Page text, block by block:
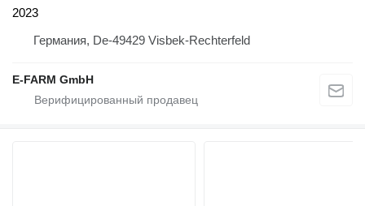
2023
Германия, De-49429 Visbek-Rechterfeld
E-FARM GmbH